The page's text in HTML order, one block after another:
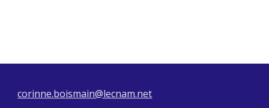
corinne.boismain@lecnam.net